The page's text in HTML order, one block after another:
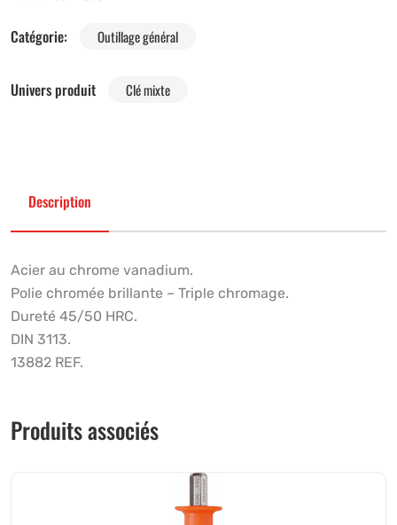
Catégorie:
Outillage général
Univers produit Clé mixte
Description
Acier au chrome vanadium.
Polie chromée brillante – Triple chromage.
Dureté 45/50 HRC.
DIN 3113.
13882 REF.
Produits associés